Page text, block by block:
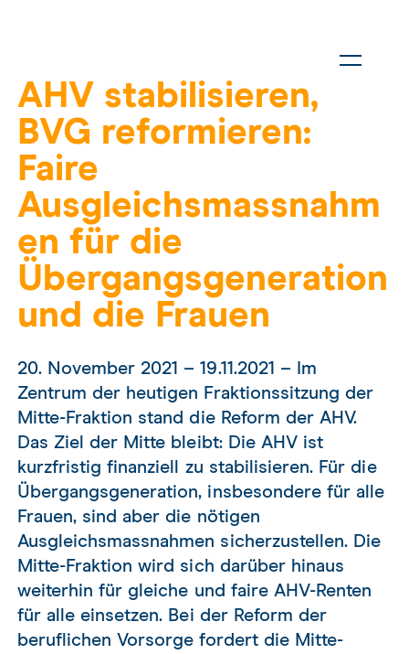
AHV stabilisieren,
BVG reformieren:
Faire
Ausgleichsmassnahm
en für die
Übergangsgeneration
und die Frauen
20. November 2021 – 19.11.2021 – Im
Zentrum der heutigen Fraktionssitzung der
Mitte-Fraktion stand die Reform der AHV.
Das Ziel der Mitte bleibt: Die AHV ist
kurzfristig finanziell zu stabilisieren. Für die
Übergangsgeneration, insbesondere für alle
Frauen, sind aber die nötigen
Ausgleichsmassnahmen sicherzustellen. Die
Mitte-Fraktion wird sich darüber hinaus
weiterhin für gleiche und faire AHV-Renten
für alle einsetzen. Bei der Reform der
beruflichen Vorsorge fordert die Mitte-